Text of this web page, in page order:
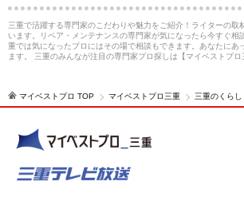
三重で活躍する専門家のこだわりや魅力をご紹介！ライターの取
います。リペア・メンテナンスの専門家が気になったら今すぐ相
重では気になったプロにはその場で相談もできます。あなたにあ
ます。 三重のみんなが注目の専門家プロ探しは【マイベストプロ
マイベストプロ TOP マイベストプロ三重 三重のくらし